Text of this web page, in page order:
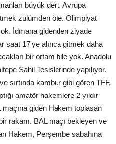
büyük dert. Avrupa
zulümden öte. Olimpiyat
İdmana gidenden ziyade
saat 17'ye alınca gitmek daha
bir ortam bile yok. Anadolu
Sahil Tesislerinde yapılıyor.
sırtında kambur gibi gören TFF,
amatör hakemlere 2 yıldır
giden Hakem toplasan
rakam. BAL maçı bekleyen ve
Hakem, Perşembe sabahına